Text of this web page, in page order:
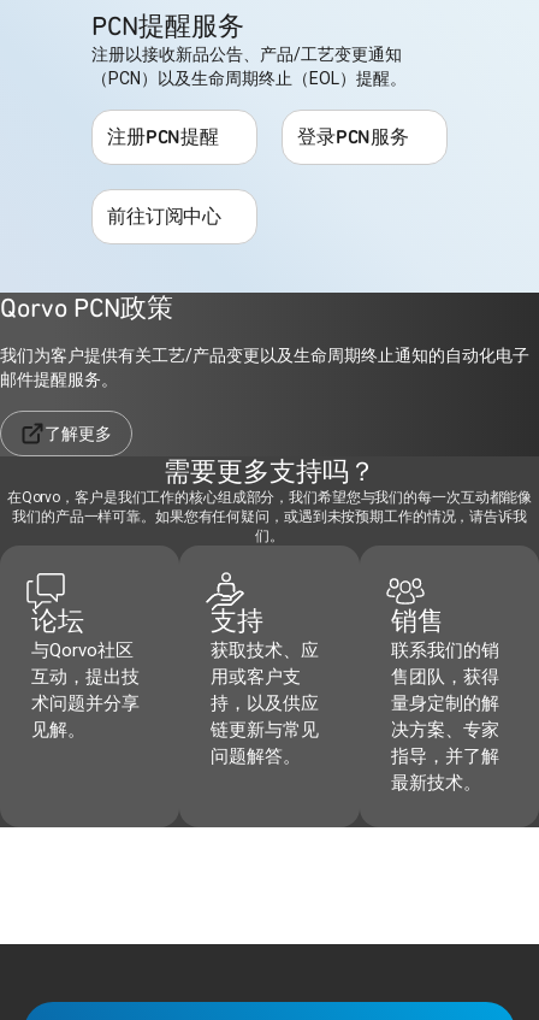
PCN提醒服务
注册以接收新品公告、产品/工艺变更通知
（PCN）以及生命周期终止（EOL）提醒。
注册PCN提醒 登录PCN服务
前往订阅中心
Qorvo PCN政策
我们为客户提供有关工艺/产品变更以及生命周期终止通知的自动化电子
邮件提醒服务。
了解更多
需要更多支持吗？
在Qorvo，客户是我们工作的核心组成部分，我们希望您与我们的每一次互动都能像
我们的产品一样可靠。如果您有任何疑问，或遇到未按预期工作的情况，请告诉我
们。
论坛
与Qorvo社区
互动，提出技
术问题并分享
见解。
支持
获取技术、应
用或客户支
持，以及供应
链更新与常见
问题解答。
销售
联系我们的销
售团队，获得
量身定制的解
决方案、专家
指导，并了解
最新技术。